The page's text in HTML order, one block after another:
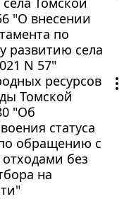
"О внесении
по
развитию села
N 57"
ресурсов
Томской
"Об
статуса
обращению с
без
на